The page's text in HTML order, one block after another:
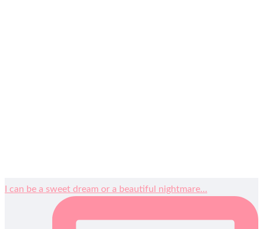
I can be a sweet dream or a beautiful nightmare…